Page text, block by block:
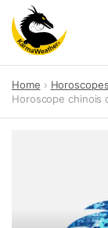
content
Home Horoscopes
Horoscope chinois